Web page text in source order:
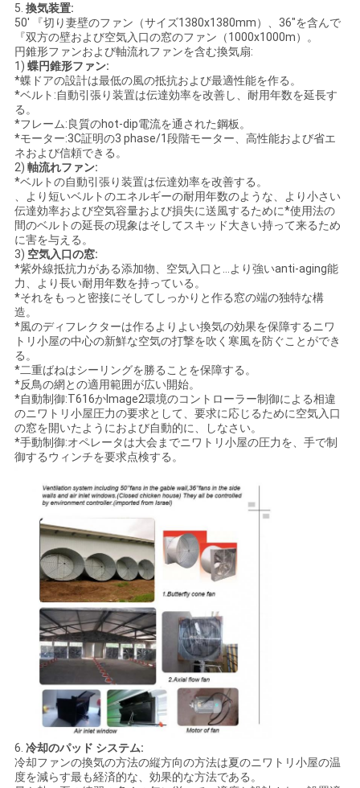
5. 換気装置:
50' 『切り妻壁のファン（サイズ1380x1380mm）、36"を含んで
『双方の壁および空気入口の窓のファン（1000x1000m）。
円錐形ファンおよび軸流れファンを含む換気扇:
1) 蝶円錐形ファン:
*蝶ドアの設計は最低の風の抵抗および最適性能を作る。
*ベルト:自動引張り装置は伝達効率を改善し、耐用年数を延長す
る。
*フレーム:良質のhot-dip電流を通された鋼板。
*モーター:3C証明の3 phase/1段階モーター、高性能および省エ
ネおよび信頼できる。
2) 軸流れファン:
*ベルトの自動引張り装置は伝達効率を改善する。
、より短いベルトのエネルギーの耐用年数のような、より小さい
伝達効率および空気容量および損失に送風するために*使用法の
間のベルトの延長の現象はそしてスキッド大きい持って来るため
に害を与える。
3) 空気入口の窓:
*紫外線抵抗力がある添加物、空気入口と…より強いanti-aging能
力、より長い耐用年数を持っている。
*それをもっと密接にそしてしっかりと作る窓の端の独特な構
造。
*風のディフレクターは作るよりよい換気の効果を保障するニワ
トリ小屋の中心の新鮮な空気の打撃を吹く寒風を防ぐことができ
る。
*二重ばねはシーリングを勝ることを保障する。
*反鳥の網との適用範囲が広い開始。
*自動制御:T616かImage2環境のコントローラー制御による相違
のニワトリ小屋圧力の要求として、要求に応じるために空気入口
の窓を開いたようにおよび自動的に、しなさい。
*手動制御:オペレータは大会までニワトリ小屋の圧力を、手で制
御するウィンチを要求点検する。
6. 冷却のパッド システム:
冷却ファンの換気の方法の縦方向の方法は夏のニワトリ小屋の温
度を減らす最も経済的な、効果的な方法である。